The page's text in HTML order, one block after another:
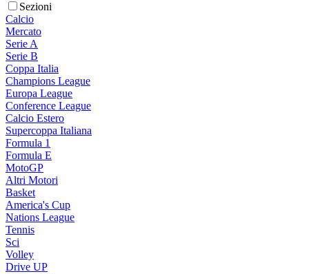
Sezioni
Calcio
Mercato
Serie A
Serie B
Coppa Italia
Champions League
Europa League
Conference League
Calcio Estero
Supercoppa Italiana
Formula 1
Formula E
MotoGP
Altri Motori
Basket
America's Cup
Nations League
Tennis
Sci
Volley
Drive UP